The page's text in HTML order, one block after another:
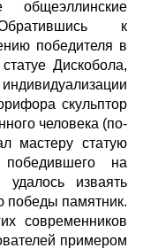
к
победителя в
Дискобола,
скульптор
человека (по-
мастеру статую
на
удалось изваять
памятник.
современников
примером